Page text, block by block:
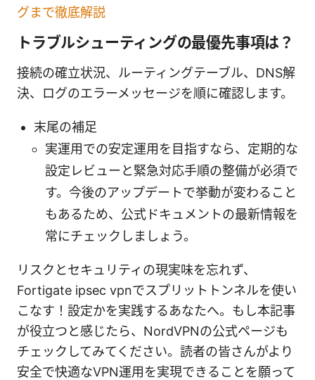
グまで徹底解説
トラブルシューティングの最優先事項は？
接続の確立状況、ルーティングテーブル、DNS解
決、ログのエラーメッセージを順に確認します。
末尾の補足
実運用での安定運用を目指すなら、定期的な
設定レビューと緊急対応手順の整備が必須で
す。今後のアップデートで挙動が変わること
もあるため、公式ドキュメントの最新情報を
常にチェックしましょう。
リスクとセキュリティの現実味を忘れず、
Fortigate ipsec vpnでスプリットトンネルを使い
こなす！設定かを実践するあなたへ。もし本記事
が役立つと感じたら、NordVPNの公式ページも
チェックしてみてください。読者の皆さんがより
安全で快適なVPN運用を実現できることを願って